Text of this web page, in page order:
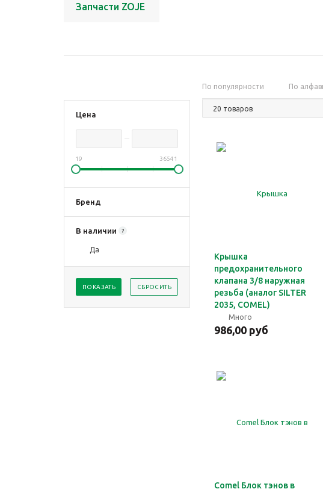
Запчасти ZOJE
Цена
19 36541
Бренд
В наличии ?
Да
ПОКАЗАТЬ СБРОСИТЬ
По популярности По
Крышка
предохранительного
клапана 3/8 наружная
резьба (аналог SILTER
2035, COMEL)
Много
986,00 руб
Comel Блок тэнов в